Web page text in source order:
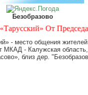
Безобразово
От Председателя и
- место общения
МКАД - Калужская область,
близ дер.